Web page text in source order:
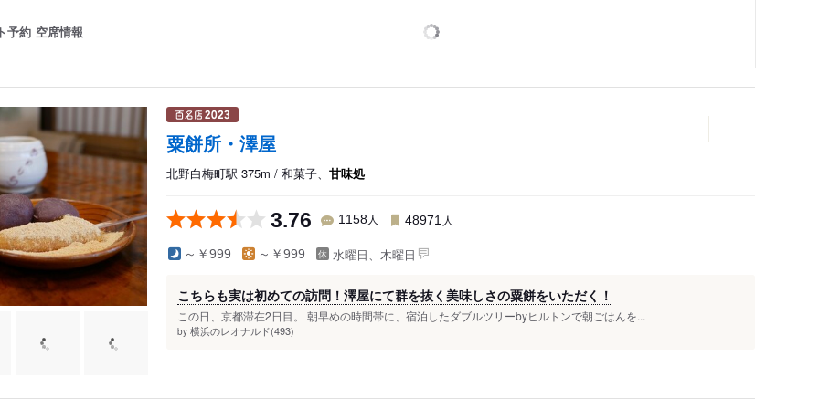
予約 空席情報
粟餅所・澤屋
北野白梅町駅 375m / 和菓子、 甘味処
3.76 1158人 48971 人
～￥999 ～￥999 水曜日、木曜日
こちらも実は初めての訪問！澤屋にて群を抜く美味しさの粟餅をいただく！
この日、京都滞在2日目。 朝早めの時間帯に、宿泊したダブルツリーbyヒルトンで朝ごはんを...
by 横浜のレオナルド(493)